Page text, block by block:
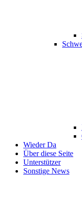
Wieder Da
Über diese Seite
Unterstützer
Sonstige News